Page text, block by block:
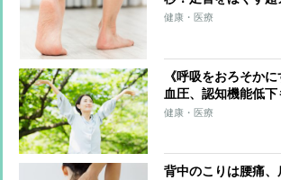
チ 足首を硬くしな
健康・医療
《呼吸をおろそか
血圧、認知機能低
を“長生き呼吸”に変
健康・医療
背中のこりは腰痛